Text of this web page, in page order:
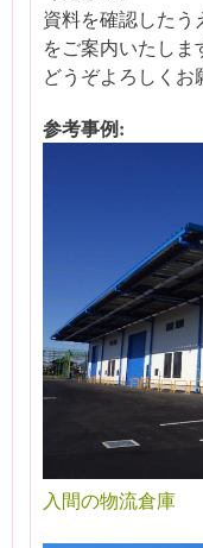
資料を確認した
をご案内いたしま
どうぞよろしくお
参考事例:
入間の物流倉庫